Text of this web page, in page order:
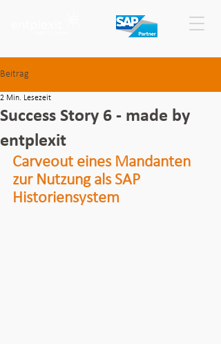
Beitrag
Success Story 6 - made by
entplexit
2 Min. Lesezeit
Carveout eines Mandanten
zur Nutzung als SAP
Historiensystem